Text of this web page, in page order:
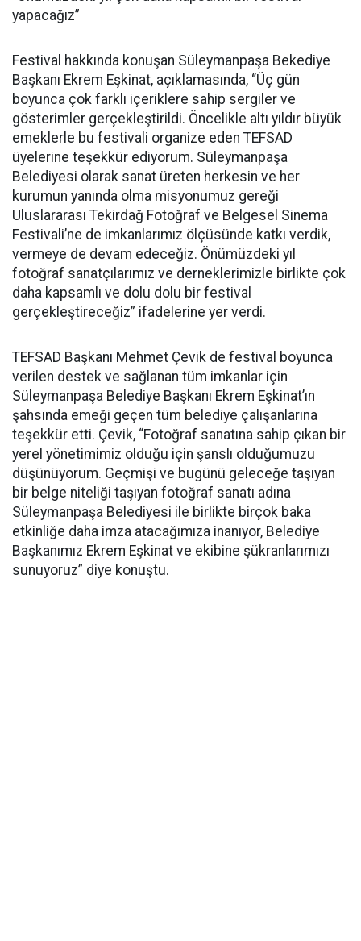
yapacağız”
Festival hakkında konuşan Süleymanpaşa Bekediye
Başkanı Ekrem Eşkinat, açıklamasında, “Üç gün
boyunca çok farklı içeriklere sahip sergiler ve
gösterimler gerçekleştirildi. Öncelikle altı yıldır büyük
emeklerle bu festivali organize eden TEFSAD
üyelerine teşekkür ediyorum. Süleymanpaşa
Belediyesi olarak sanat üreten herkesin ve her
kurumun yanında olma misyonumuz gereği
Uluslararası Tekirdağ Fotoğraf ve Belgesel Sinema
Festivali’ne de imkanlarımız ölçüsünde katkı verdik,
vermeye de devam edeceğiz. Önümüzdeki yıl
fotoğraf sanatçılarımız ve derneklerimizle birlikte çok
daha kapsamlı ve dolu dolu bir festival
gerçekleştireceğiz” ifadelerine yer verdi.
TEFSAD Başkanı Mehmet Çevik de festival boyunca
verilen destek ve sağlanan tüm imkanlar için
Süleymanpaşa Belediye Başkanı Ekrem Eşkinat’ın
şahsında emeği geçen tüm belediye çalışanlarına
teşekkür etti. Çevik, “Fotoğraf sanatına sahip çıkan bir
yerel yönetimimiz olduğu için şanslı olduğumuzu
düşünüyorum. Geçmişi ve bugünü geleceğe taşıyan
bir belge niteliği taşıyan fotoğraf sanatı adına
Süleymanpaşa Belediyesi ile birlikte birçok baka
etkinliğe daha imza atacağımıza inanıyor, Belediye
Başkanımız Ekrem Eşkinat ve ekibine şükranlarımızı
sunuyoruz” diye konuştu.